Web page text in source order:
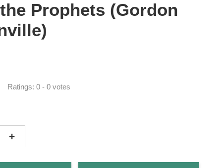
Prophets (Gordon
Ratings:0 -0 votes
+